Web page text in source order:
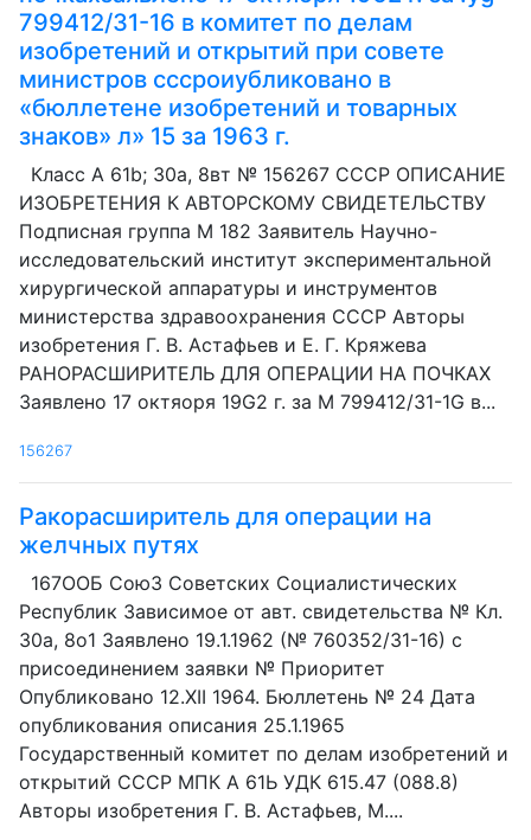
799412/31-16 в комитет по делам
изобретений и открытий при совете
министров сссроиубликовано в
«бюллетене изобретений и товарных
знаков» л» 15 за 1963 г.
Класс А 61b; 30а, 8вт № 156267 СССР ОПИСАНИЕ
ИЗОБРЕТЕНИЯ К АВТОРСКОМУ СВИДЕТЕЛЬСТВУ
Подписная группа М 182 Заявитель Научно-
исследовательский институт экспериментальной
хирургической аппаратуры и инструментов
министерства здравоохранения СССР Авторы
изобретения Г. В. Астафьев и Е. Г. Кряжева
РАНОРАСШИРИТЕЛЬ ДЛЯ ОПЕРАЦИИ НА ПОЧКАХ
Заявлено 17 октяоря 19G2 г. за М 799412/31-1G в...
156267
Ракорасширитель для операции на
желчных путях
167ООБ СоюЗ Советских Социалистических
Республик Зависимое от авт. свидетельства № Кл.
30а, 8о1 Заявлено 19.1.1962 (№ 760352/31-16) с
присоединением заявки № Приоритет
Опубликовано 12.XII 1964. Бюллетень № 24 Дата
опубликования описания 25.1.1965
Государственный комитет по делам изобретений и
открытий СССР МПК А 61Ь УДК 615.47 (088.8)
Авторы изобретения Г. В. Астафьев, М....